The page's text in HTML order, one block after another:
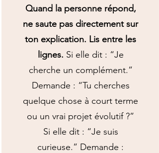
Quand la personne répond,
ne saute pas directement sur
ton explication. Lis entre les
lignes. Si elle dit : “Je
cherche un complément.”
Demande : “Tu cherches
quelque chose à court terme
ou un vrai projet évolutif ?”
Si elle dit : “Je suis
curieuse.” Demande :